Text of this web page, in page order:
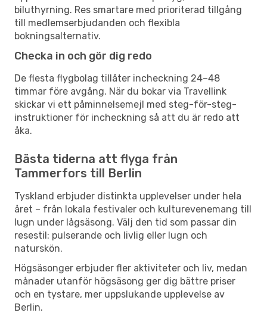
biluthyrning. Res smartare med prioriterad tillgång
till medlemserbjudanden och flexibla
bokningsalternativ.
Checka in och gör dig redo
De flesta flygbolag tillåter incheckning 24–48
timmar före avgång. När du bokar via Travellink
skickar vi ett påminnelsemejl med steg-för-steg-
instruktioner för incheckning så att du är redo att
åka.
Bästa tiderna att flyga från
Tammerfors till Berlin
Tyskland erbjuder distinkta upplevelser under hela
året – från lokala festivaler och kulturevenemang till
lugn under lågsäsong. Välj den tid som passar din
resestil: pulserande och livlig eller lugn och
naturskön.
Högsäsonger erbjuder fler aktiviteter och liv, medan
månader utanför högsäsong ger dig bättre priser
och en tystare, mer uppslukande upplevelse av
Berlin.